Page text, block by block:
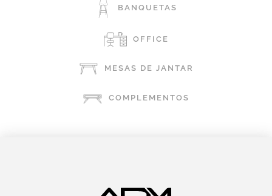
BANQUETAS
OFFICE
MESAS DE JANTAR
COMPLEMENTOS